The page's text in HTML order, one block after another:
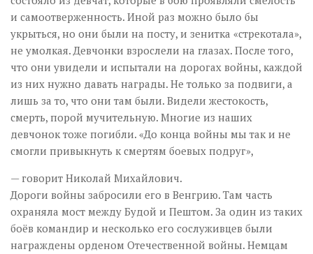
и самоотверженность. Иной раз можно было бы
укрыться, но они были на посту, и зенитка «стрекотала»,
не умолкая. Девчонки взрослели на глазах. После того,
что они увидели и испытали на дорогах войны, каждой
из них нужно давать награды. Не только за подвиги, а
лишь за то, что они там были. Видели жестокость,
смерть, порой мучительную. Многие из наших
девчонок тоже погибли. «До конца войны мы так и не
смогли привыкнуть к смертям боевых подруг»,
— говорит Николай Михайлович.
Дороги войны забросили его в Венгрию. Там часть
охраняла мост между Будой и Пештом. За один из таких
боёв командир и несколько его сослуживцев были
награждены орденом Отечественной войны. Немцам